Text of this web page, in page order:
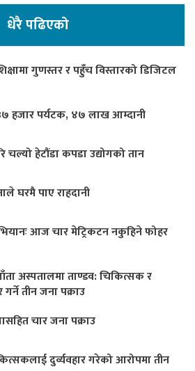
धेरै पढिएको
गुणस्तर र पहुँच विस्तारको डिजिटल
हजार पर्यटक, ४७ लाख आम्दानी
हेटौंडा कपडा उद्योगको तान
घरमै पाए राहदानी
आज चार मेट्रिकटन नकुहिने फोहर
अस्पतालमा ताण्डव: चिकित्सक र
गर्ने तीन जना पक्राउ
चार जना पक्राउ
दुर्व्यवहार गरेको आरोपमा तीन